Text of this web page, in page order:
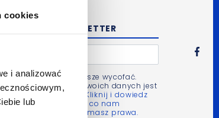
cookies
i analizować
lub
NEWSLETTER
Zgodę możesz zawsze wycofać.
Administratorem Twoich danych jest
Bluerank sp. z o.o.
Kliknij i dowiedz
się więcej m.in. po co nam
Twoje dane i jakie masz prawa.